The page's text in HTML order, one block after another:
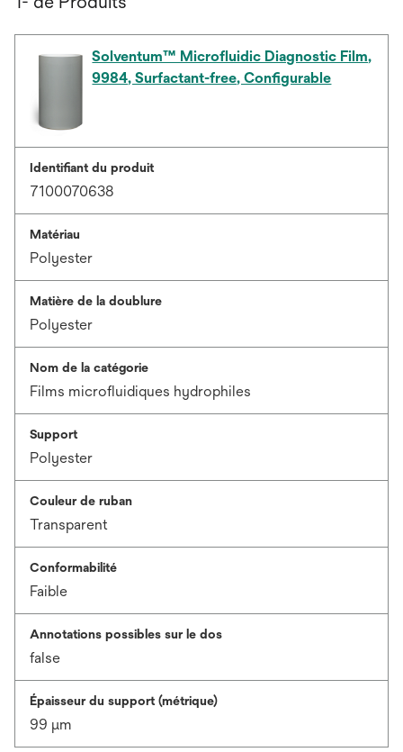
Solventum™ Microfluidic Diagnostic Film,
9984, Surfactant-free, Configurable
Identifiant du produit
7100070638
Matériau
Polyester
Matière de la doublure
Polyester
Nom de la catégorie
Films microfluidiques hydrophiles
Support
Polyester
Couleur de ruban
Transparent
Conformabilité
Faible
Annotations possibles sur le dos
false
Épaisseur du support (métrique)
99 μm